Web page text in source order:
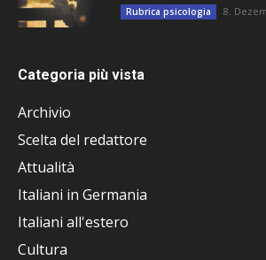
Rubrica psicologia 8.
Categoria più vista
Archivio
Scelta del redattore
Attualità
Italiani in Germania
Italiani all'estero
Cultura